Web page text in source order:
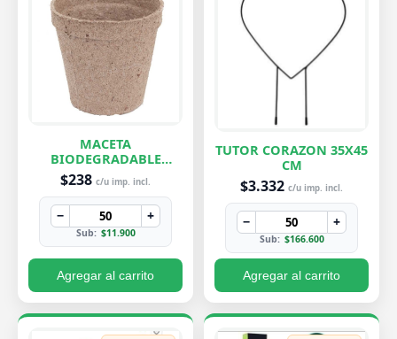
MACETA
BIODEGRADABLE
PEQUEÑA 7X8 CM
$238 c/u imp. incl.
− +
Sub: $11.900
Agregar al carrito
TUTOR CORAZON 35X45
CM
$3.332 c/u imp. incl.
− +
Sub: $166.600
Agregar al carrito